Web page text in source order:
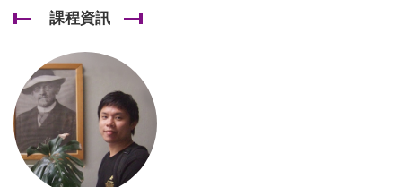
課程資訊